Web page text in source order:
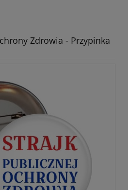
Zdrowia - Przypinka